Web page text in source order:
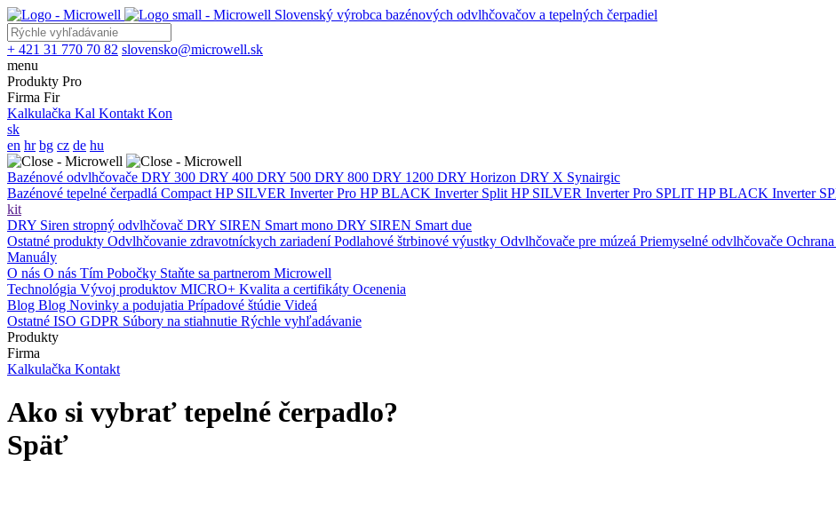
Slovenský výrobca bazénových odvlhčovačov a tepelných čerpadiel
+ 421 31 770 70 82 slovensko@microwell.sk
menu
Produkty Pro
Firma Fir
Kalkulačka Kal Kontakt Kon
sk
en hr bg cz de hu
Bazénové odvlhčovače DRY 300 DRY 400 DRY 500 DRY 800 DRY 1200 DRY Horizon DRY X Synairgic
Bazénové tepelné čerpadlá Compact HP SILVER Inverter Pro HP BLACK Inverter Split HP SILVER Inverter Pro SPLIT HP BLACK Inverter
kit
DRY Siren stropný odvlhčovač DRY SIREN Smart mono DRY SIREN Smart due
Ostatné produkty Odvlhčovanie zdravotníckych zariadeníPodlahové štrbinové výustky Odvlhčovače pre múzeá Priemyselné odvlhčovače
Manuály
O nás O nás Tím Pobočky Staňte sa partnerom Microwell
Technológia Vývoj produktov MICRO+ Kvalita a certifikáty Ocenenia
Blog Blog Novinky a podujatia Prípadové štúdie Videá
Ostatné ISO GDPR Súbory na stiahnutie Rýchle vyhľadávanie
Produkty
Firma
Kalkulačka Kontakt
Ako si vybrať tepelné čerpadlo?
Späť